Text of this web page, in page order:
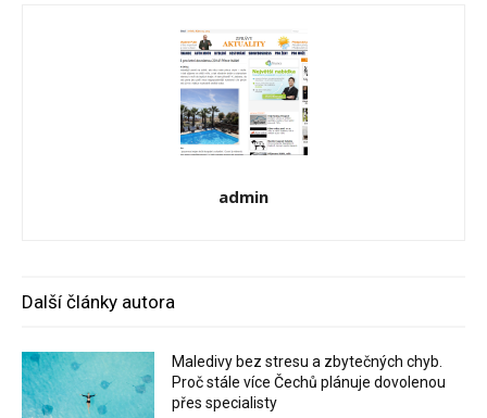
admin
Další články autora
Maledivy bez stresu a zbytečných chyb.
Proč stále více Čechů plánuje dovolenou
přes specialisty